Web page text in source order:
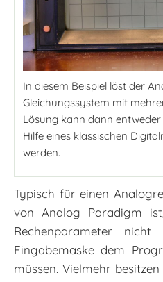
In diesem Beispiel löst der
Gleichungssystem mit
Lösung kann dann
Hilfe eines klassischen
werden.
Typisch für einen
von Analog Paradigm
Rechenparameter
Eingabemaske dem
müssen. Vielmehr